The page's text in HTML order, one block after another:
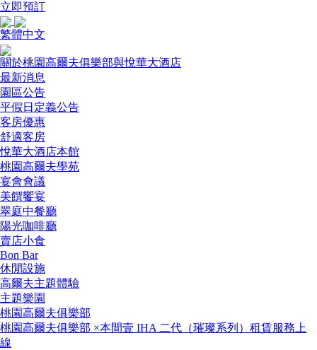
立即預訂
繁體中文
關於桃園高爾夫俱樂部與悅華大酒店
最新消息
園區公告
平假日定義公告
客房優惠
舒適客房
悅華大酒店本館
桃園高爾夫學苑
宴會會議
美饌饗宴
翠庭中餐廳
陽光咖啡廳
賣店小食
Bon Bar
休閒設施
高爾夫主題體驗
主題樂園
桃園高爾夫俱樂部
桃園高爾夫俱樂部 ×本間壹 IHA 二代（璀璨系列）租賃服務上
線